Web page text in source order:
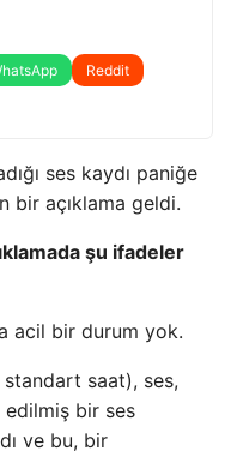
Reddit
ses kaydı paniğe
bir açıklama geldi.
şu ifadeler
acil bir durum yok.
standart saat), ses,
edilmiş bir ses
ve bu, bir